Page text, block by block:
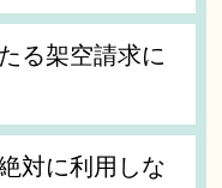
る架空請求に
対に利用しな